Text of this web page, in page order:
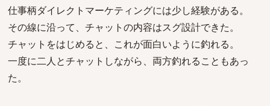
仕事柄ダイレクトマーケティングには少し経験がある。
その線に沿って、チャットの内容はスグ設計できた。
チャットをはじめると、これが面白いように釣れる。
一度に二人とチャットしながら、両方釣れることもあっ
た。